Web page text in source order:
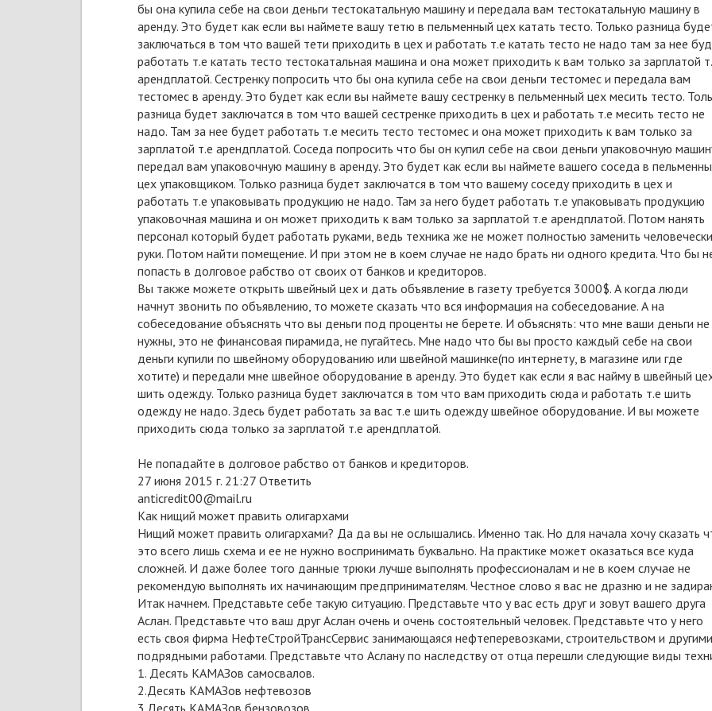
бы она купила себе на свои деньги тестокатальную машину и передала вам тестокатальную машину в
аренду. Это будет как если вы наймете вашу тетю в пельменный цех катать тесто. Только разница
заключаться в том что вашей тети приходить в цех и работать т.е катать тесто не надо там за нее
работать т.е катать тесто тестокатальная машина и она может приходить к вам только за зарплатой
арендплатой. Сестренку попросить что бы она купила себе на свои деньги тестомес и передала вам
тестомес в аренду. Это будет как если вы наймете вашу сестренку в пельменный цех месить тесто.
разница будет заключатся в том что вашей сестренке приходить в цех и работать т.е месить тесто не
надо. Там за нее будет работать т.е месить тесто тестомес и она может приходить к вам только за
зарплатой т.е арендплатой. Соседа попросить что бы он купил себе на свои деньги упаковочную
передал вам упаковочную машину в аренду. Это будет как если вы наймете вашего соседа в
цех упаковщиком. Только разница будет заключатся в том что вашему соседу приходить в цех и
работать т.е упаковывать продукцию не надо. Там за него будет работать т.е упаковывать продукцию
упаковочная машина и он может приходить к вам только за зарплатой т.е арендплатой. Потом нанять
персонал который будет работать руками, ведь техника же не может полностью заменить
руки. Потом найти помещение. И при этом не в коем случае не надо брать ни одного кредита. Что бы
попасть в долговое рабство от своих от банков и кредиторов.
Вы также можете открыть швейный цех и дать объявление в газету требуется 3000$. А когда люди
начнут звонить по объявлению, то можете сказать что вся информация на собеседование. А на
собеседование объяснять что вы деньги под проценты не берете. И объяснять: что мне ваши деньги не
нужны, это не финансовая пирамида, не пугайтесь. Мне надо что бы вы просто каждый себе на свои
деньги купили по швейному оборудованию или швейной машинке(по интернету, в магазине или где
хотите) и передали мне швейное оборудование в аренду. Это будет как если я вас найму в швейный
шить одежду. Только разница будет заключатся в том что вам приходить сюда и работать т.е шить
одежду не надо. Здесь будет работать за вас т.е шить одежду швейное оборудование. И вы можете
приходить сюда только за зарплатой т.е арендплатой.
Не попадайте в долговое рабство от банков и кредиторов.
27 июня 2015 г. 21:27 Ответить
anticredit00@mail.ru
Как нищий может править олигархами
Нищий может править олигархами? Да да вы не ослышались. Именно так. Но для начала хочу сказать
это всего лишь схема и ее не нужно воспринимать буквально. На практике может оказаться все куда
сложней. И даже более того данные трюки лучше выполнять профессионалам и не в коем случае не
рекомендую выполнять их начинающим предпринимателям. Честное слово я вас не дразню и не
Итак начнем. Представьте себе такую ситуацию. Представьте что у вас есть друг и зовут вашего друга
Аслан. Представьте что ваш друг Аслан очень и очень состоятельный человек. Представьте что у него
есть своя фирма НефтеСтройТрансСервис занимающаяся нефтеперевозками, строительством и другими
подрядными работами. Представьте что Аслану по наследству от отца перешли следующие виды
1. Десять КАМАЗов самосвалов.
2.Десять КАМАЗов нефтевозов
3.Десять КАМАЗов бензовозов